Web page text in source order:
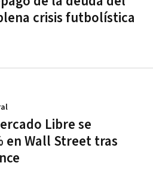
crisis futbolística
Libre se
en Wall Street tras